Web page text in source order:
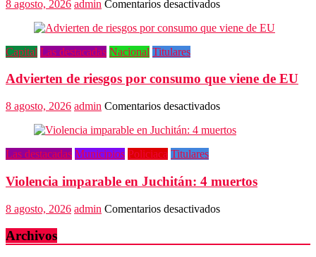
8 agosto, 2026 admin Comentarios desactivadosen
Oaxaca
algoritmos
vulneración
datos
Capital Las destacadas Nacional Titulares
Advierten de riesgos por consumo que viene de EU
8 agosto, 2026 admin Comentarios desactivadosen
de
que
de
Las destacadas Municipios Policiaca Titulares
Violencia imparable en Juchitán: 4 muertos
8 agosto, 2026 admin Comentarios desactivadosen
en
Archivos